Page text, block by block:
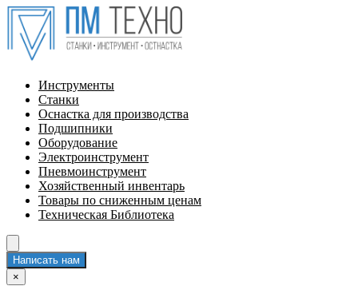
Инструменты
Станки
Оснастка для производства
Подшипники
Оборудование
Электроинструмент
Пневмоинструмент
Хозяйственный инвентарь
Товары по сниженным ценам
Техническая Библиотека
Написать нам
×